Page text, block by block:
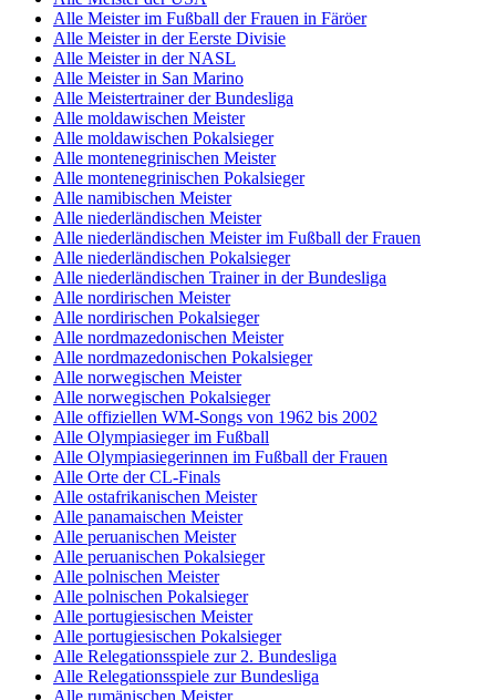
Alle Meister im Fußball der Frauen in Färöer
Alle Meister in der Eerste Divisie
Alle Meister in der NASL
Alle Meister in San Marino
Alle Meistertrainer der Bundesliga
Alle moldawischen Meister
Alle moldawischen Pokalsieger
Alle montenegrinischen Meister
Alle montenegrinischen Pokalsieger
Alle namibischen Meister
Alle niederländischen Meister
Alle niederländischen Meister im Fußball der Frauen
Alle niederländischen Pokalsieger
Alle niederländischen Trainer in der Bundesliga
Alle nordirischen Meister
Alle nordirischen Pokalsieger
Alle nordmazedonischen Meister
Alle nordmazedonischen Pokalsieger
Alle norwegischen Meister
Alle norwegischen Pokalsieger
Alle offiziellen WM-Songs von 1962 bis 2002
Alle Olympiasieger im Fußball
Alle Olympiasiegerinnen im Fußball der Frauen
Alle Orte der CL-Finals
Alle ostafrikanischen Meister
Alle panamaischen Meister
Alle peruanischen Meister
Alle peruanischen Pokalsieger
Alle polnischen Meister
Alle polnischen Pokalsieger
Alle portugiesischen Meister
Alle portugiesischen Pokalsieger
Alle Relegationsspiele zur 2. Bundesliga
Alle Relegationsspiele zur Bundesliga
Alle rumänischen Meister